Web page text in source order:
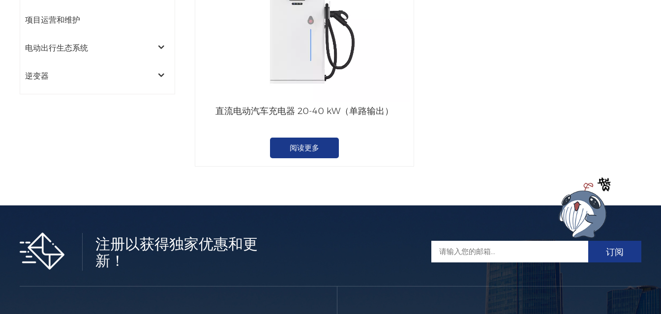
项目运营和维护
电动出行生态系统
逆变器
直流电动汽车充电器 20-40 kW（单路输出）
阅读更多
注册以获得独家优惠和更
新！